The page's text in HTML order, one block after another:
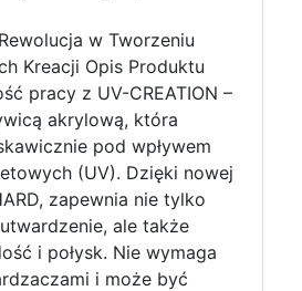
w Tworzeniu
Kreacji Opis Produktu
pracy z UV-CREATION –
akrylową, która
pod wpływem
(UV). Dzięki nowej
zapewnia nie tylko
ale także
i połysk. Nie wymaga
i może być